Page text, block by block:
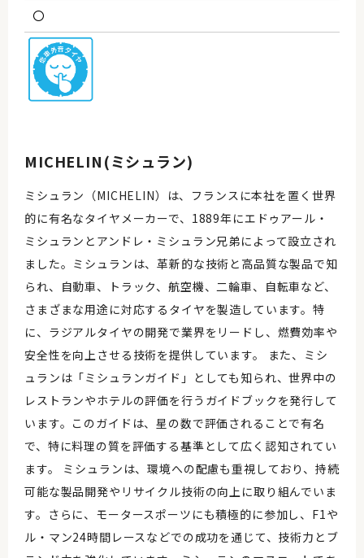
〇
MICHELIN(ミシュラン)
ミシュラン（MICHELIN）は、フランスに本社を置く世界
的に有名なタイヤメーカーで、1889年にエドゥアール・
ミシュランとアンドレ・ミシュラン兄弟によって設立され
ました。ミシュランは、革新的な技術と高品質な製品で知
られ、自動車、トラック、航空機、二輪車、自転車など、
さまざまな用途に対応するタイヤを製造しています。特
に、ラジアルタイヤの開発で業界をリードし、燃費効率や
安全性を向上させる技術を提供しています。 また、ミシ
ュランは「ミシュランガイド」としても知られ、世界中の
レストランやホテルの評価を行うガイドブックを発行して
います。このガイドは、星の数で評価されることで有名
で、特に料理の質を評価する基準として広く認知されてい
ます。 ミシュランは、環境への配慮も重視しており、持続
可能な製品開発やリサイクル技術の向上に取り組んでいま
す。さらに、モータースポーツにも積極的に参加し、F1や
ル・マン24時間レースなどでの成功を通じて、技術力とブ